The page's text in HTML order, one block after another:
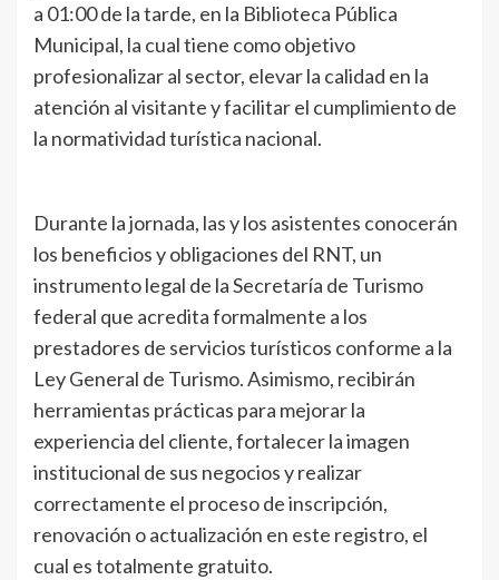
a 01:00 de la tarde, en la Biblioteca Pública
Municipal, la cual tiene como objetivo
profesionalizar al sector, elevar la calidad en la
atención al visitante y facilitar el cumplimiento de
la normatividad turística nacional.
Durante la jornada, las y los asistentes conocerán
los beneficios y obligaciones del RNT, un
instrumento legal de la Secretaría de Turismo
federal que acredita formalmente a los
prestadores de servicios turísticos conforme a la
Ley General de Turismo. Asimismo, recibirán
herramientas prácticas para mejorar la
experiencia del cliente, fortalecer la imagen
institucional de sus negocios y realizar
correctamente el proceso de inscripción,
renovación o actualización en este registro, el
cual es totalmente gratuito.